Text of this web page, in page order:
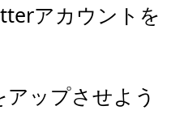
アカウントを
ップさせよう